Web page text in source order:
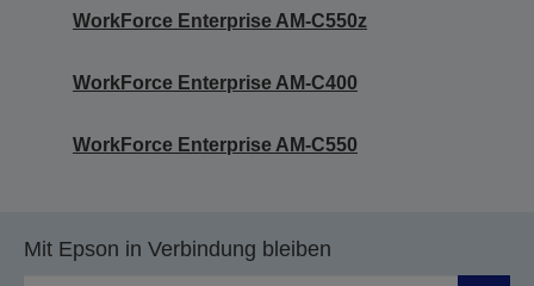
WorkForce Enterprise AM-C550z
WorkForce Enterprise​ AM-C400
WorkForce Enterprise AM-C550
Mit Epson in Verbindung bleiben